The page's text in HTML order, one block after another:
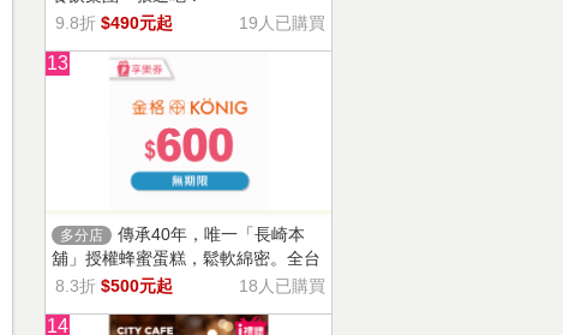
9.8折 $490元起 19人已購買
13
多分店
傳承40年，唯一「長崎本
舖」授權蜂蜜蛋糕，鬆軟綿密。全台
13家門市適用，自選商品，幸福烘焙
8.3折 $500元起 18人已購買
14